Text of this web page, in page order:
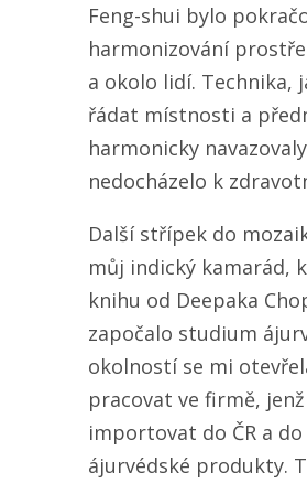
Feng-shui bylo
harmonizování
a okolo lidí. Technika,
řádat místnosti a
harmonicky
nedocházelo k
Další střípek do
můj indický kamarád,
knihu od Deepaka
započalo studium
okolností se mi
pracovat ve firmě,
importovat do ČR a
ájurvédské produkty.